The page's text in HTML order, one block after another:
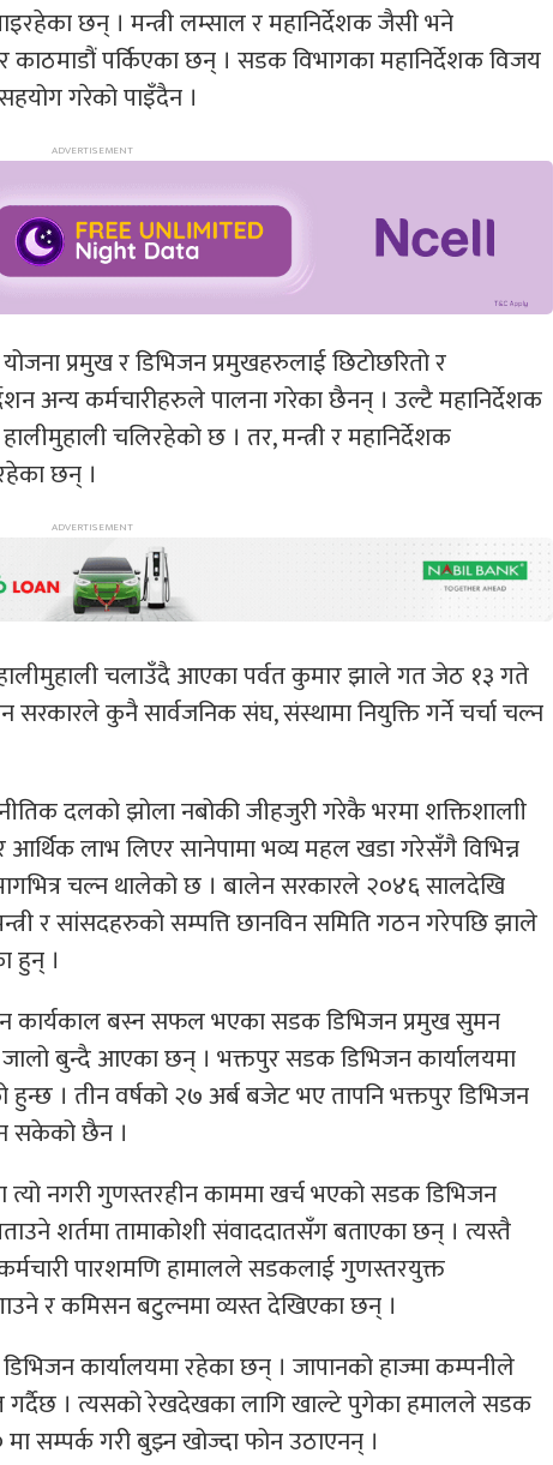
छन् । मन्त्री लम्साल र महानिर्देशक जैसी भने
पर्किएका छन् । सडक विभागका महानिर्देशक विजय
गरेको पाइँदैन ।
प्रमुख र डिभिजन प्रमुखहरुलाई छिटोछरितो र
अन्य कर्मचारीहरुले पालना गरेका छैनन् । उल्टै महानिर्देशक
चलिरहेको छ । तर, मन्त्री र महानिर्देशक
छन् ।
चलाउँदै आएका पर्वत कुमार झाले गत जेठ १३ गते
सरकारले कुनै सार्वजनिक संघ, संस्थामा नियुक्ति गर्ने चर्चा चल्न
दलको झोला नबोकी जीहजुरी गरेकै भरमा शक्तिशालाी
लाभ लिएर सानेपामा भव्य महल खडा गरेसँगै विभिन्न
चल्न थालेको छ । बालेन सरकारले २०४६ सालदेखि
र सांसदहरुको सम्पत्ति छानविन समिति गठन गरेपछि झाले
हुन् ।
कार्यकाल बस्न सफल भएका सडक डिभिजन प्रमुख सुमन
बुन्दै आएका छन् । भक्तपुर सडक डिभिजन कार्यालयमा
हुन्छ । तीन वर्षको २७ अर्ब बजेट भए तापनि भक्तपुर डिभिजन
सकेको छैन ।
नगरी गुणस्तरहीन काममा खर्च भएको सडक डिभिजन
शर्तमा तामाकोशी संवाददातसँग बताएका छन् । त्यस्तै
पारशमणि हामालले सडकलाई गुणस्तरयुक्त
र कमिसन बटुल्नमा व्यस्त देखिएका छन् ।
कार्यालयमा रहेका छन् । जापानको हाज्मा कम्पनीले
। त्यसको रेखदेखका लागि खाल्टे पुगेका हमालले सडक
सम्पर्क गरी बुझ्न खोज्दा फोन उठाएनन् ।